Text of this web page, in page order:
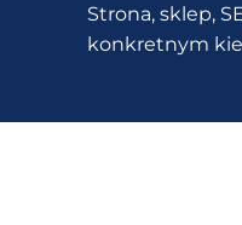
do
ochrony
Strona, sklep,
konkretnym